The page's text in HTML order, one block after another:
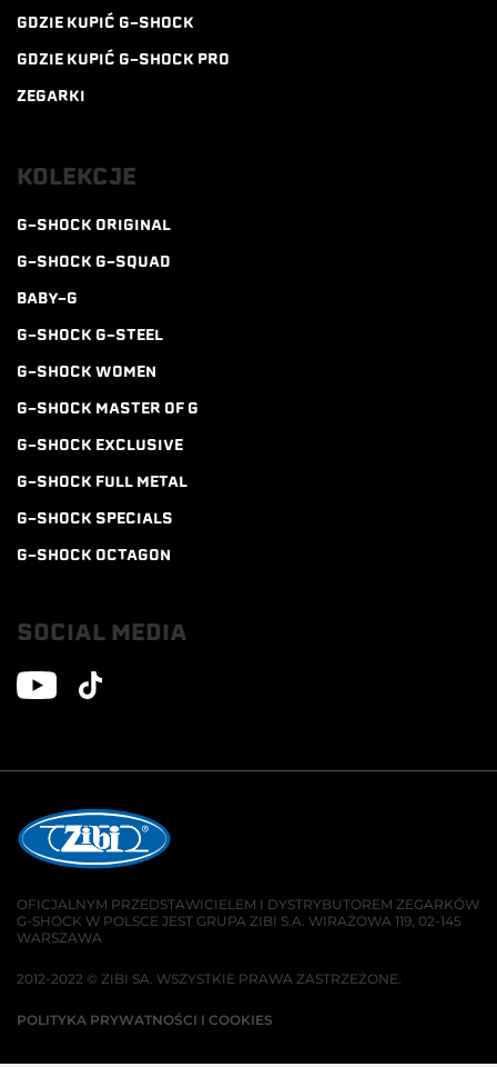
GDZIE KUPIĆ G-SHOCK
GDZIE KUPIĆ G-SHOCK PRO
ZEGARKI
KOLEKCJE
G-SHOCK ORIGINAL
G-SHOCK G-SQUAD
BABY-G
G-SHOCK G-STEEL
G-SHOCK WOMEN
G-SHOCK MASTER OF G
G-SHOCK EXCLUSIVE
G-SHOCK FULL METAL
G-SHOCK SPECIALS
G-SHOCK OCTAGON
SOCIAL MEDIA
OFICJALNYM PRZEDSTAWICIELEM I DYSTRYBUTOREM ZEGARKÓW
G-SHOCK W POLSCE JEST GRUPA ZIBI S.A. WIRAŻOWA 119, 02-145
WARSZAWA
2012-2022 © ZIBI SA. WSZYSTKIE PRAWA ZASTRZEŻONE.
POLITYKA PRYWATNOŚCI I COOKIES